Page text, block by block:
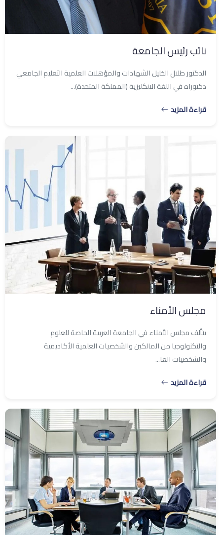
نائب رئيس الجامعة
الدكتور طلال الخليل الشهادات والمؤهلات العلمية التعليم الجامعي
دكتوراه في اللغة الانكليزية (المملكة المتحدة)...
قراءة المزيد
مجلس الأمناء
يتألف مجلس الأمناء في الجامعة العربية الخاصة للعلوم
والتكنولوجيا من المالكين والشخصيات العلمية الأكاديمية
والشخصيات العا...
قراءة المزيد